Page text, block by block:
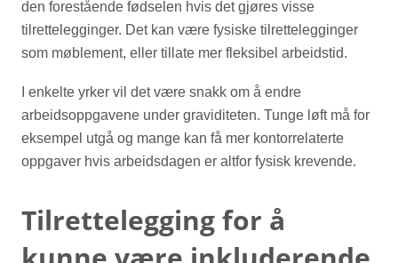
den forestående fødselen hvis det gjøres visse
tilrettelegginger. Det kan være fysiske tilrettelegginger
som møblement, eller tillate mer fleksibel arbeidstid.
I enkelte yrker vil det være snakk om å endre
arbeidsoppgavene under graviditeten. Tunge løft må for
eksempel utgå og mange kan få mer kontorrelaterte
oppgaver hvis arbeidsdagen er altfor fysisk krevende.
Tilrettelegging for å